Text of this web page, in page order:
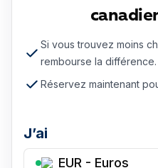
Si vous trouvez moins
rembourse la différence.
Réservez maintenant
J’ai
EUR - Euros